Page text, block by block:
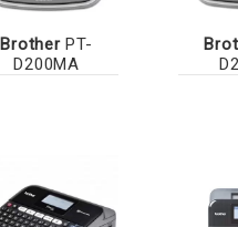
BrotherPT-
D200MA